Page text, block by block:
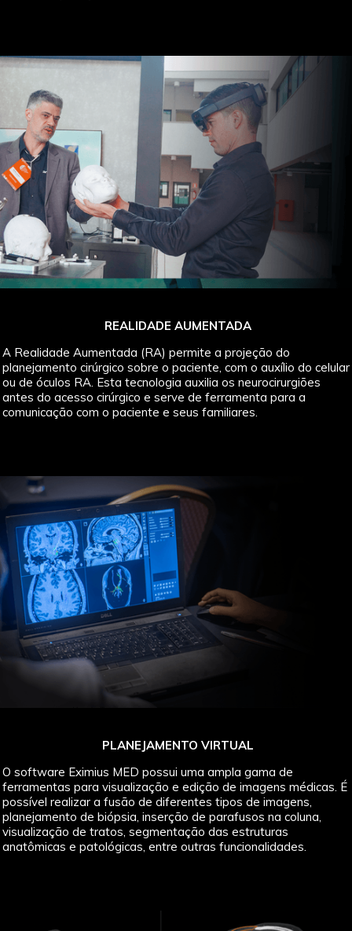
REALIDADE AUMENTADA
A Realidade Aumentada (RA) permite a projeção do
planejamento cirúrgico sobre o paciente, com o auxílio do celular
ou de óculos RA. Esta tecnologia auxilia os neurocirurgiões
antes do acesso cirúrgico e serve de ferramenta para a
comunicação com o paciente e seus familiares.
PLANEJAMENTO VIRTUAL
O software Eximius MED possui uma ampla gama de
ferramentas para visualização e edição de imagens médicas. É
possível realizar a fusão de diferentes tipos de imagens,
planejamento de biópsia, inserção de parafusos na coluna,
visualização de tratos, segmentação das estruturas
anatômicas e patológicas, entre outras funcionalidades.